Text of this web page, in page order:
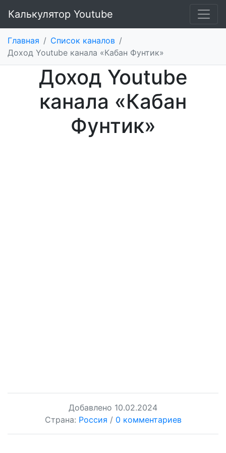
Калькулятор Youtube
Главная / Список каналов /
Доход Youtube канала «Кабан Фунтик»
Доход Youtube
канала «Кабан
Фунтик»
Добавлено 10.02.2024
Страна: Россия / 0 комментариев